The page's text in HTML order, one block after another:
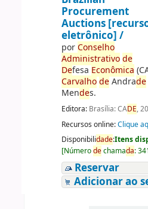
Procurement
Auctions
eletrônico] /
porConselho
Administrativo de
Defesa Econômica
Carvalho deAndrade
Mendes.
Editora: Brasília: CADE,
Recursos online:Clique
Disponibilidade:Itens
[Númerodechamada:
Reservar
Adicionar ao